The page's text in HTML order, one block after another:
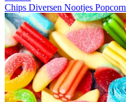
Chips Diversen Nootjes Popcorn